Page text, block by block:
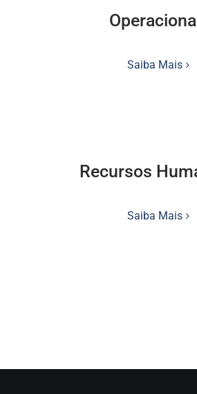
Operacional
Saiba Mais
Recursos
Saiba Mais